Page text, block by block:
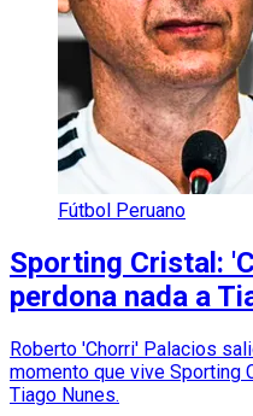
Fútbol Peruano
Sporting Cristal:
perdona nada a
Roberto 'Chorri' Palacios
momento que vive Sporting
Tiago Nunes.